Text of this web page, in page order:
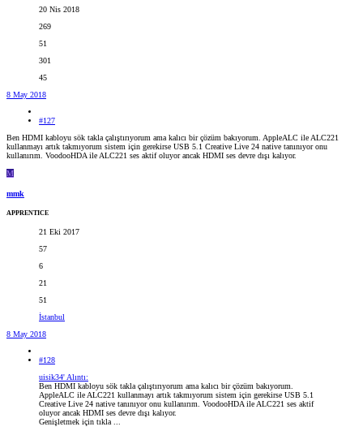
20 Nis 2018
269
51
301
45
8 May 2018
#127
Ben HDMI kabloyu sök takla çalıştırıyorum ama kalıcı bir çözüm bakıyorum. AppleALC ile ALC221
kullanmayı artık takmıyorum sistem için gerekirse USB 5.1 Creative Live 24 native tanınıyor onu
kullanırım. VoodooHDA ile ALC221 ses aktif oluyor ancak HDMI ses devre dışı kalıyor.
M
mmk
APPRENTICE
21 Eki 2017
57
6
21
51
İstanbul
8 May 2018
#128
uisik34' Alıntı:
Ben HDMI kabloyu sök takla çalıştırıyorum ama kalıcı bir çözüm bakıyorum.
AppleALC ile ALC221 kullanmayı artık takmıyorum sistem için gerekirse USB 5.1
Creative Live 24 native tanınıyor onu kullanırım. VoodooHDA ile ALC221 ses aktif
oluyor ancak HDMI ses devre dışı kalıyor.
Genişletmek için tıkla ...